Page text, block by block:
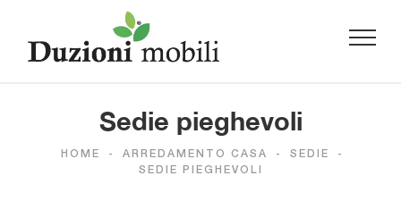
Sedie pieghevoli
HOME - ARREDAMENTO CASA - SEDIE
-
SEDIE PIEGHEVOLI